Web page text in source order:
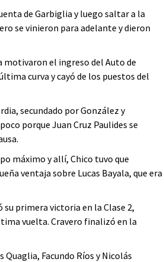
de Garbiglia y luego saltar a la
se vinieron para adelante y dieron
motivaron el ingreso del Auto de
curva y cayó de los puestos del
secundado por González y
porque Juan Cruz Paulides se
máximo y allí, Chico tuvo que
ventaja sobre Lucas Bayala, que era
primera victoria en la Clase 2,
vuelta. Cravero finalizó en la
Facundo Ríos y Nicolás